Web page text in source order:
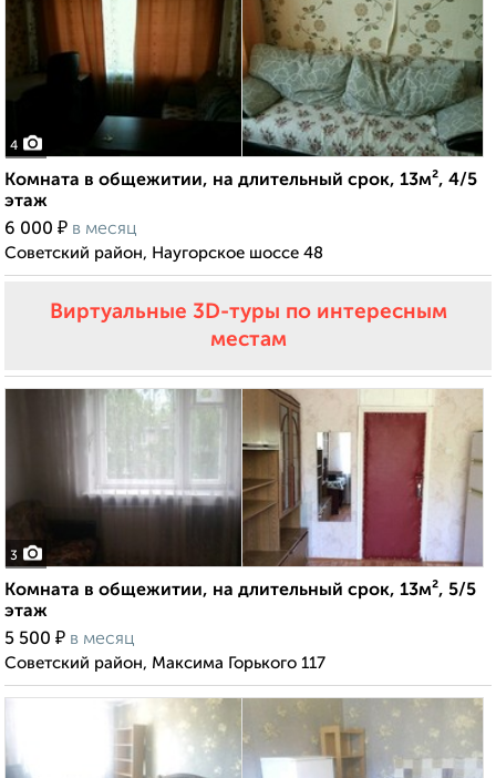
4
Комната в общежитии, на длительный срок, 13м², 4/5
этаж
6 000 ₽ в месяц
Советский район, Наугорское шоссе 48
Виртуальные 3D-туры по интересным
местам
3
Комната в общежитии, на длительный срок, 13м², 5/5
этаж
5 500 ₽ в месяц
Советский район, Максима Горького 117